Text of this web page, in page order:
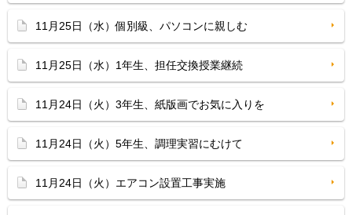
11月25日（水）個別級、パソコンに親しむ
11月25日（水）1年生、担任交換授業継続
11月24日（火）3年生、紙版画でお気に入りを
11月24日（火）5年生、調理実習にむけて
11月24日（火）エアコン設置工事実施